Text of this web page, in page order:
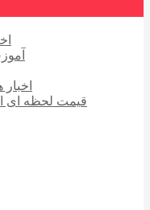
قیمت لحظه ای